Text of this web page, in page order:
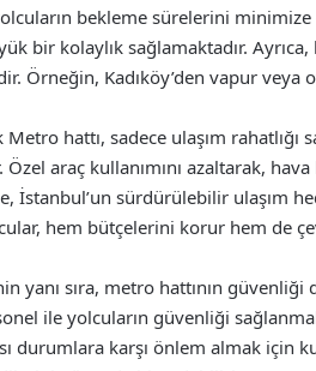
bekleme sürelerini minimize
bir kolaylık sağlamaktadır.
Örneğin, Kadıköy’den vapur
Metro hattı, sadece ulaşım
araç kullanımını azaltarak, hava
İstanbul’un sürdürülebilir ulaşım
hem bütçelerini korur hem de
yanı sıra, metro hattının
ile yolcuların güvenliği
durumlara karşı önlem almak için